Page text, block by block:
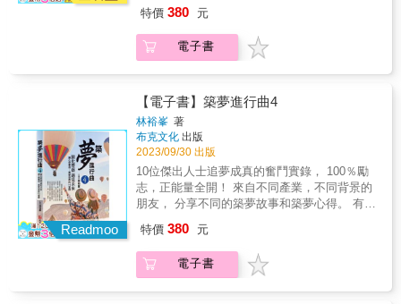
是強調築夢有各種各樣的可能，不要只被一種
模式所束縛。 而接續著回應那位年輕人的問
題：那麼看這本書可以學到甚麼？ 我們正是要
讓讀者們知道，有各種不同的築夢追夢歷程，
所以在本系列書系引介的人物中，你可以學到
非常勵志的，從困頓環境中，突破困難挑戰，
最終成就事業的精采案例，但我們也引介其他
的築夢故事，畢竟，我們的讀者可能處在不同
的成長環境背景，有人可能還是大學生，尚未
入社會；有人可能比較有至於心靈方面的成
長，並沒有想要創業當老闆的企圖；各式各樣
的可能，而我們不希望大家一翻開書就以為
「啊！又是那種傳統的勵志成長撰述」。這就
有違我創立本系列書系的本意。 築夢踏實，築
族、是清潔人員、是農夫…….大家都有權利擁
有自己的夢想，你的人生不需要一定被套用在
那些偉人或首富的模式，你不必要跟他一樣，
何……當然，具體的生活呈現就是要有車有
房。這些種種的「標準」，經常帶來兩種極端
的負面影響，一種是太過功利主義，對人對事
都以金錢名位當做衡量標準，甚至養成為了攀
自己再怎麼努力好像也不可能變成企業家，這
輩子好像無法變富豪，那怎麼辦？ 現在努力再
多也沒甚麼意思，還不如躺平，人生就得過且
過吧！ 必須說，的確在我們過往的築夢系列
裡，引介了很多正是所謂的典型功成名就人
物，事實上，在本書築夢5，也是有大半的主人
翁都是可以被定義為功成名就的。但我們絕對
是強調築夢有各種各樣的可能，不要只被一種
題：那麼看這本書可以學到甚麼？ 我們正是要
讓讀者們知道，有各種不同的築夢追夢歷程，
所以在本系列書系引介的人物中，你可以學到
的資深人士。 他們的夢想不一定只是關於拓展
事業或創造財富， 也包含如何與家人相處， 還
有更重要的──與「自己」相處。 無論如何，勇
來自不同產業，不同背景的朋友，分享不同的
築夢故事和築夢心得。 張哲豪│柳欽貿│陳乃菱
│宥靜 劉弘文│黃于邵│阮智偉│姚璠 張若庭│李
冬梅 這些人中，有剛入社會不久的年輕人，也
有已在某個產業揚名立萬的資深前輩。 他們的
夢想不一定只是關於拓展事業或創造財富，也
包含如何與家人相處，還有更重要的與「自
己」相處。 世界華人八大講師／超越巔峰商學
院首席教練／暢銷書作家 林裕峯主編 ── | 導
經歷過疫情、經歷過全球性的不景氣，也經歷
過身邊親人以及朋友的不同遭遇，見證生命的
無常。地球依然在運轉，世界依然充滿著希
特價 380 元
電子書
Readmoo
【電子書】築夢進行曲4
林裕峯 著
布克文化 出版
2023/09/30 出版
10位傑出人士追夢成真的奮鬥實錄， 100％勵
志，正能量全開！ 來自不同產業，不同背景的
朋友， 分享不同的築夢故事和築夢心得。 有剛
的資深人士。 他們的夢想不一定只是關於拓展
事業或創造財富， 也包含如何與家人相處， 還
有更重要的──與「自己」相處。 無論如何，勇
特價 380 元
電子書